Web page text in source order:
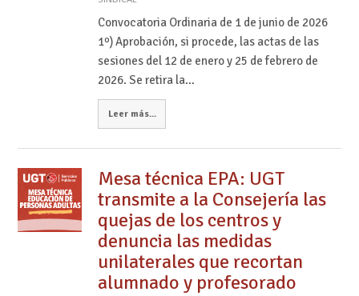
Convocatoria Ordinaria de 1 de junio de 2026
1º) Aprobación, si procede, las actas de las
sesiones del 12 de enero y 25 de febrero de
2026. Se retira la…
Leer más...
Mesa técnica EPA: UGT
transmite a la Consejería las
quejas de los centros y
denuncia las medidas
unilaterales que recortan
alumnado y profesorado